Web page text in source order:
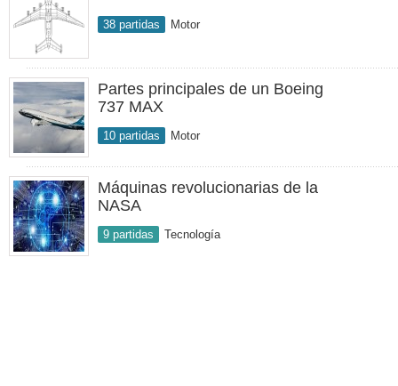
38 partidas Motor
Partes principales de un Boeing
737 MAX
10 partidas Motor
Máquinas revolucionarias de la
NASA
9 partidas Tecnología